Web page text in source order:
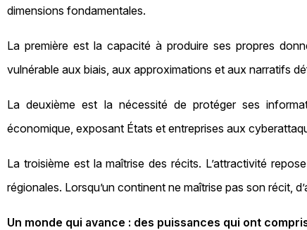
dimensions fondamentales.
La première est la capacité à produire ses propres
vulnérable aux biais, aux approximations et aux narratifs
La deuxième est la nécessité de protéger ses
économique, exposant États et entreprises aux
La troisième est la maîtrise des récits. L’attractivité
régionales. Lorsqu’un continent ne maîtrise pas son récit,
Un monde qui avance : des puissances qui ont